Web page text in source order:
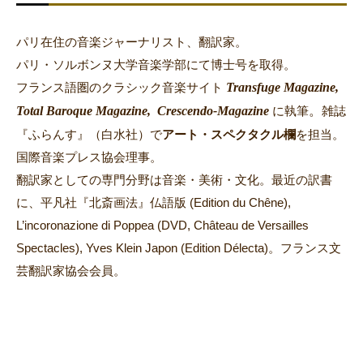
パリ在住の音楽ジャーナリスト、翻訳家。
パリ・ソルボンヌ大学音楽学部にて博士号を取得。
フランス語圏のクラシック音楽サイト Transfuge Magazine,
Total Baroque Magazine, Crescendo-Magazine に執筆。 雑誌
『ふらんす』（白水社）でアート・スペクタクル欄を担当。
国際音楽プレス協会理事。
翻訳家としての専門分野は音楽・美術・文化。最近の訳書
に、平凡社『北斎画法』仏語版 (Edition du Chêne),
L’incoronazione di Poppea (DVD, Château de Versailles
Spectacles), Yves Klein Japon (Edition Délecta)。フランス文
芸翻訳家協会会員。